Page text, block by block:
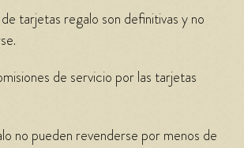
tarjetas regalo son definitivas y no
de servicio por las tarjetas
no pueden revenderse por menos de